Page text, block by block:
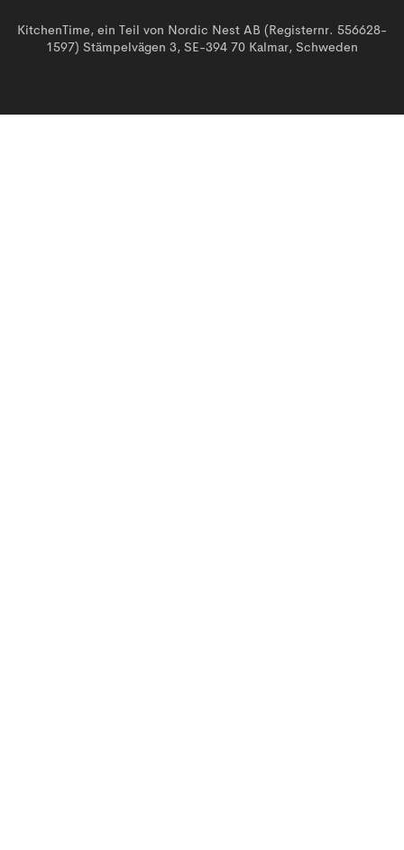
KitchenTime, ein Teil von Nordic Nest AB (Registernr. 556628-
1597) Stämpelvägen 3, SE-394 70 Kalmar, Schweden